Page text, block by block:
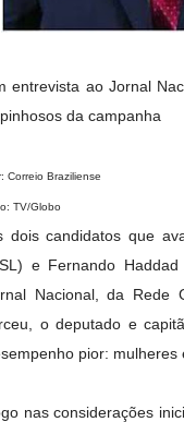
entrevista ao Jornal
da campanha
Correio Braziliense
TV/Globo
dois candidatos que
e Fernando
Nacional, da Rede
o deputado e
pior: mulheres
nas considerações